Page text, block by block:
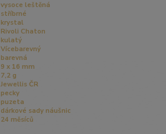
vysoce leštěná
stříbrné
krystal
Rivoli Chaton
kulatý
Vícebarevný
barevná
9 x 16 mm
7,2 g
Jewellis ČR
pecky
puzeta
dárkové sady náušnic
24 měsíců